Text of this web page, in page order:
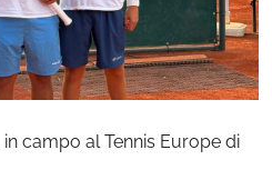
in campo al Tennis Europe di